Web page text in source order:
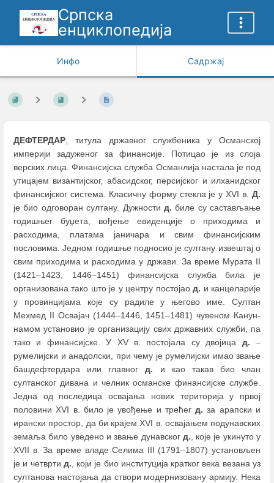
Српска
енциклопедија
Инфо Садржај
ДЕФТЕРДАР, титула државног службеника у Османској
империји задуженог за финансије. Потицао је из слоја
верских лица. Финансијска служба Османлија настала је под
утицајем византијског, абасидског, персијског и илханидског
финансијског система. Класичну форму стекла је у XVI в. Д.
је био одговоран султану. Дужности д. биле су састављање
годишњег буџета, вођење евиденције о приходима и
расходима, платама јаничара и свим финансијским
пословима. Једном годишње подносио је султану извештај о
свим приходима и расходима у држави. За време Мурата II
(1421–1423, 1446–1451) финансијска служба била је
организована тако што је у центру постојаод. и канцеларије
у провинцијама које су радиле у његово име. Султан
Мехмед II Освајач (1444–1446, 1451–1481) чувеном Канун-
намом установио је организацију свих државних служби, па
тако и финансијске. У XV в. постојала су двојица д.
–
румелијски и анадолски, при чему је румелијски имао звање
башдефтердара или главногд. и као такав био члан
султанског дивана и челник османске финансијске службе.
Једна од последица освајања нових територија у првој
половини XVI в. било је увођење и трећегд. за арапски и
ирански простор, да би крајем XVI в. освајањем подунавских
земаља било уведено и звање дунавског д., које је укинуто у
XVII в. За време владе Селима III (1791–1807) установљен
је и четврти д., који је био институција кратког века везана уз
султанова настојања да створи модернизовану армију. Нека